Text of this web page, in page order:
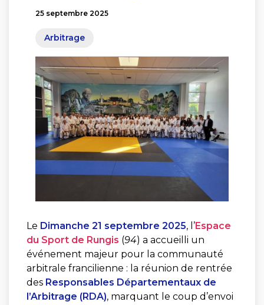
25 septembre 2025
Arbitrage
Le Dimanche 21 septembre 2025, l’Espace
du Sport de Rungis (94) a accueilli un
événement majeur pour la communauté
arbitrale francilienne : la réunion de rentrée
des Responsables Départementaux de
l’Arbitrage (RDA), marquant le coup d’envoi